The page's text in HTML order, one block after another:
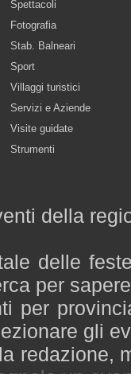
Spettacoli
Fotografia
Stab. Balneari
Sport
Villaggi turistici
Servizi e Aziende
Visite guidate
Strumenti
della
delle
per
per
gli
redazione,